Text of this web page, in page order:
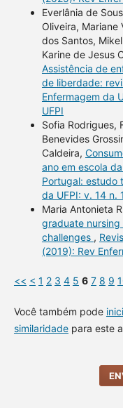
Everlânia de
Oliveira, Mariane
dos Santos,
Karine de Jesus
Assistência de
de liberdade:
Enfermagem da
UFPI
Sofia Rodrigues,
Benevides
Caldeira,
ano em escola
Portugal: estudo
da UFPI: v. 14 n.
Maria Antonieta
graduate
challenges ,
(2019): Rev
<< < 1 2 3 4 5 6 7 8 9
Você também pode
similaridadepara este